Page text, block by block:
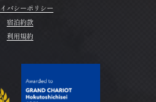
バシーポリシー
宿泊約款
利用規約